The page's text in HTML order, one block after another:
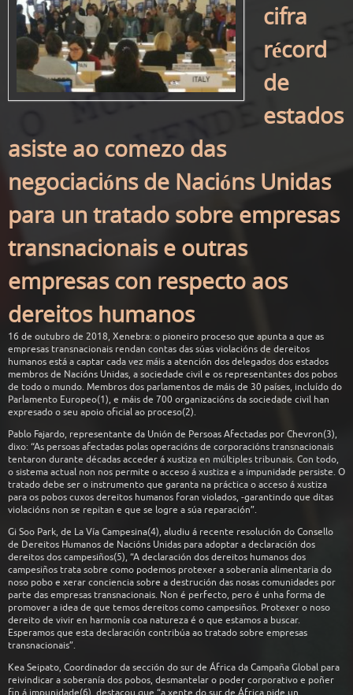
cifra
récord
de
estados
asiste ao comezo das
negociacións de Nacións Unidas
para un tratado sobre empresas
transnacionais e outras
empresas con respecto aos
dereitos humanos
16 de outubro de 2018, Xenebra: o pioneiro proceso que apunta a que as
empresas transnacionais rendan contas das súas violacións de dereitos
humanos está a captar cada vez máis a atención dos delegados dos estados
membros de Nacións Unidas, a sociedade civil e os representantes dos pobos
de todo o mundo. Membros dos parlamentos de máis de 30 países, incluído do
Parlamento Europeo(1), e máis de 700 organizacións da sociedade civil han
expresado o seu apoio oficial ao proceso(2).
Pablo Fajardo, representante da Unión de Persoas Afectadas por Chevron(3),
dixo: “As persoas afectadas polas operacións de corporacións transnacionais
tentaron durante décadas acceder á xustiza en múltiples tribunais. Con todo,
o sistema actual non nos permite o acceso á xustiza e a impunidade persiste. O
tratado debe ser o instrumento que garanta na práctica o acceso á xustiza
para os pobos cuxos dereitos humanos foran violados, -garantindo que ditas
violacións non se repitan e que se logre a súa reparación”.
Gi Soo Park, de La Vía Campesina(4), aludiu á recente resolución do Consello
de Dereitos Humanos de Nacións Unidas para adoptar a declaración dos
dereitos dos campesiños(5), “A declaración dos dereitos humanos dos
campesiños trata sobre como podemos protexer a soberanía alimentaria do
noso pobo e xerar conciencia sobre a destrución das nosas comunidades por
parte das empresas transnacionais. Non é perfecto, pero é unha forma de
promover a idea de que temos dereitos como campesiños. Protexer o noso
dereito de vivir en harmonía coa natureza é o que estamos a buscar.
Esperamos que esta declaración contribúa ao tratado sobre empresas
transnacionais”.
Kea Seipato, Coordinador da sección do sur de África da Campaña Global para
reivindicar a soberanía dos pobos, desmantelar o poder corporativo e poñer